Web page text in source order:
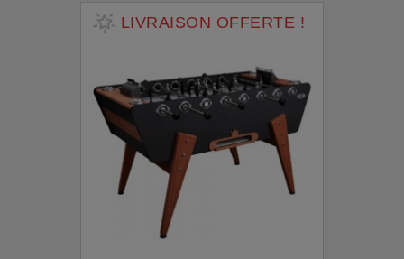
LIVRAISON OFFERTE !